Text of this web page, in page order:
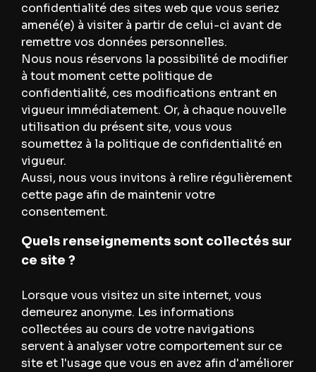
confidentialité des sites web que vous seriez
amené(e) à visiter à partir de celui-ci avant de
remettre vos données personnelles.
Nous nous réservons la possibilité de modifier
à tout moment cette politique de
confidentialité, ces modifications entrant en
vigueur immédiatement. Or, à chaque nouvelle
utilisation du présent site, vous vous
soumettez à la politique de confidentialité en
vigueur.
Aussi, nous vous invitons à relire régulièrement
cette page afin de maintenir votre
consentement.
Quels renseignements sont collectés sur
ce site ?
Lorsque vous visitez un site internet, vous
demeurez anonyme. Les informations
collectées au cours de votre navigations
servent à analyser votre comportement sur ce
site et l'usage que vous en avez afin d'améliorer